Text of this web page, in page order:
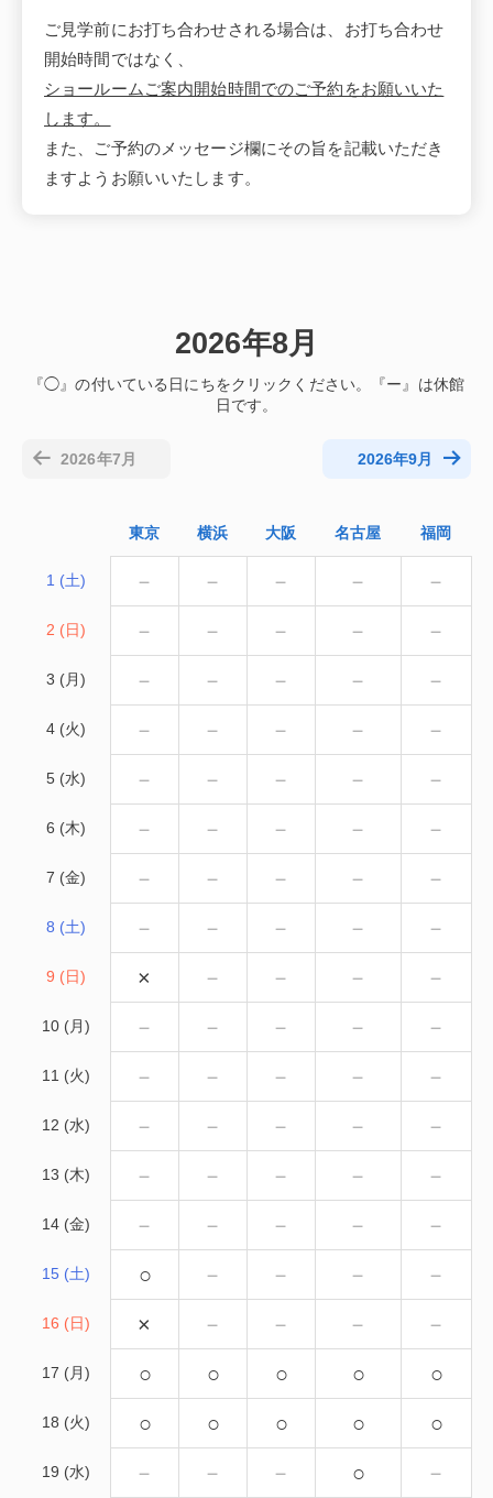
ご見学前にお打ち合わせされる場合は、お打ち合わせ
開始時間ではなく、
ショールームご案内開始時間でのご予約をお願いいた
します。
また、ご予約のメッセージ欄にその旨を記載いただき
ますようお願いいたします。
2026年8月
東京 横浜 大阪 名古屋 福岡
1 (土) － － － － －
2 (日) － － － － －
3 (月) － － － － －
4 (火) － － － － －
5 (水) － － － － －
6 (木) － － － － －
7 (金) － － － － －
8 (土) － － － － －
9 (日) × － － － －
10 (月) － － － － －
11 (火) － － － － －
12 (水) － － － － －
13 (木) － － － － －
14 (金) － － － － －
15 (土) ○ － － － －
16 (日) × － － － －
17 (月) ○ ○ ○ ○ ○
18 (火) ○ ○ ○ ○ ○
19 (水) － － － ○ －
2026年7月 2026年9月